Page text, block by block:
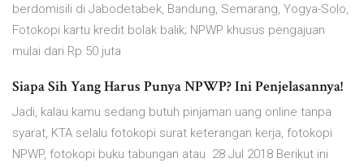
berdomisili di Jabodetabek, Bandung, Semarang, Yogya-Solo,
Fotokopi kartu kredit bolak balik; NPWP khusus pengajuan
mulai dari Rp 50 juta
Siapa Sih Yang Harus Punya NPWP? Ini Penjelasannya!
Jadi, kalau kamu sedang butuh pinjaman uang online tanpa
syarat, KTA selalu fotokopi surat keterangan kerja, fotokopi
NPWP, fotokopi buku tabungan atau 28 Jul 2018 Berikut ini